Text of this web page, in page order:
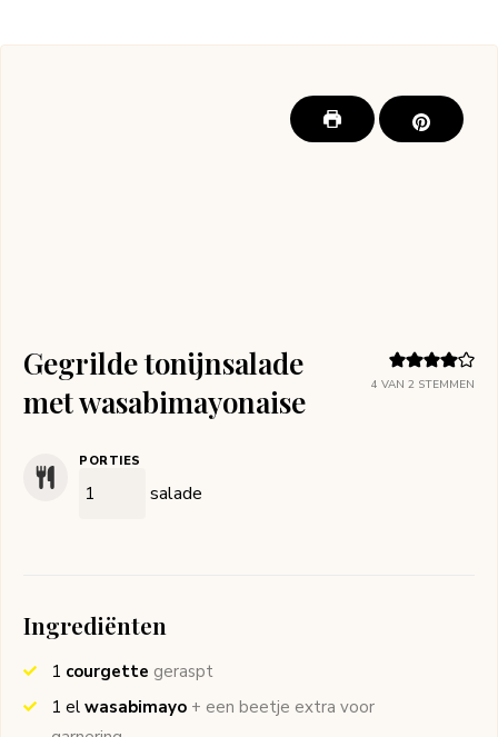
4 VAN 2 STEMMEN
Gegrilde tonijnsalade
met wasabimayonaise
PORTIES
salade
Ingrediënten
1 courgette geraspt
1 el wasabimayo + een beetje extra voor